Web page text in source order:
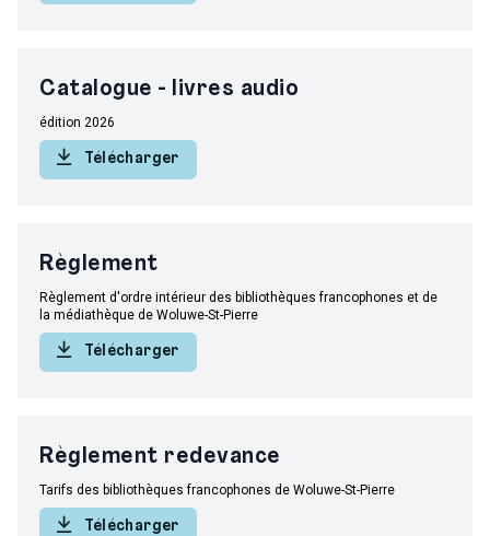
Catalogue - livres audio
édition 2026
Télécharger
Règlement
Règlement d'ordre intérieur des bibliothèques francophones et de
la médiathèque de Woluwe-St-Pierre
Télécharger
Règlement redevance
Tarifs des bibliothèques francophones de Woluwe-St-Pierre
Télécharger